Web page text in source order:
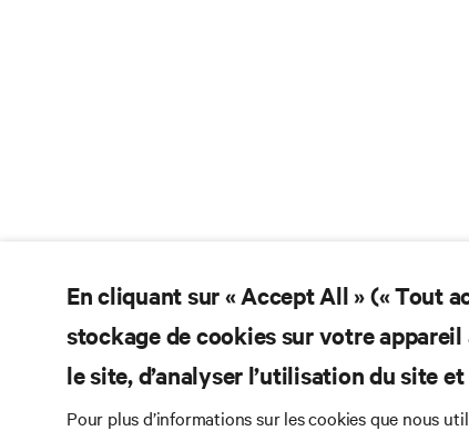
En cliquant sur « Accept All » (« Tout
stockage de cookies sur votre
le site, d’analyser l’utilisation du site
Pour plus d’informations sur les cookies que nous